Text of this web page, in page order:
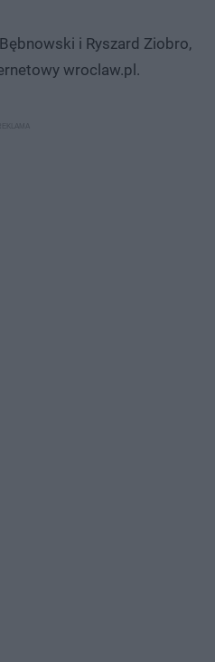
i Ryszard Ziobro,
wroclaw.pl.